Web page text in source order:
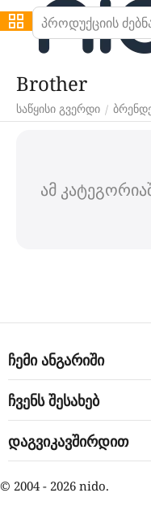
Brother
საწყისი გვერდი /
ამ
ჩემი ანგარიში
ჩვენს შესახებ
დაგვიკავშირდით
© 2004 - 2026 nido.